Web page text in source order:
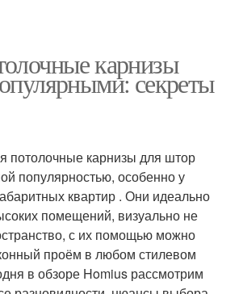
карнизы
секреты
потолочные карнизы для штор
популярностью, особенно у
квартир . Они идеально
помещений, визуально не
с их помощью можно
проём в любом стилевом
в обзоре Homius рассмотрим